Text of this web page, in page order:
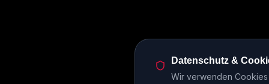
Datenschutz &
Wir verwenden